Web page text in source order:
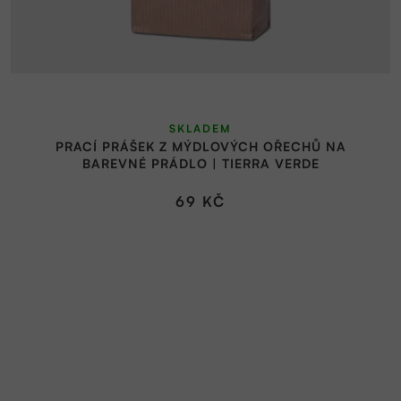
PRACÍ PRÁŠEK Z MÝDLOVÝCH OŘECHŮ NA
BAREVNÉ PRÁDLO | TIERRA VERDE
SKLADEM
69 KČ